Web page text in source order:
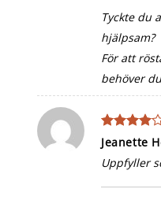
Tyckte du
hjälpsam?
För att
behöver
Betygsatt
4
Jeanette
Uppfyller